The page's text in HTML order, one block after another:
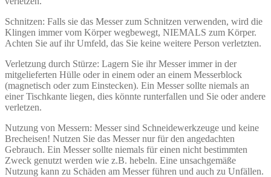
Schnitzen: Falls sie das Messer zum Schnitzen verwenden, wird die
Klingen immer vom Körper wegbewegt, NIEMALS zum Körper.
Achten Sie auf ihr Umfeld, das Sie keine weitere Person verletzten.
Verletzung durch Stürze: Lagern Sie ihr Messer immer in der
mitgelieferten Hülle oder in einem oder an einem Messerblock
(magnetisch oder zum Einstecken). Ein Messer sollte niemals an
einer Tischkante liegen, dies könnte runterfallen und Sie oder andere
verletzen.
Nutzung von Messern: Messer sind Schneidewerkzeuge und keine
Brecheisen! Nutzen Sie das Messer nur für den angedachten
Gebrauch. Ein Messer sollte niemals für einen nicht bestimmten
Zweck genutzt werden wie z.B. hebeln. Eine unsachgemäße
Nutzung kann zu Schäden am Messer führen und auch zu Unfällen.